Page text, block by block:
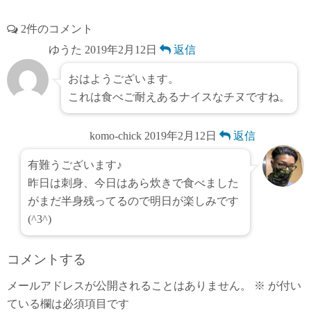
2件のコメント
ゆうた 2019年2月12日 返信
おはようございます。
これは食べご耐えあるナイスなチヌですね。
komo-chick 2019年2月12日 返信
有難うございます♪
昨日は刺身、今日はあら炊きで食べました
がまだ半身残ってるので明日が楽しみです
(^3^)
コメントする
メールアドレスが公開されることはありません。 ※ が付い
ている欄は必須項目です